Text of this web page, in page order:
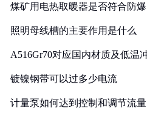
煤矿用电热取暖器是否符合防
照明母线槽的主要作用是什么
A516Gr70对应国内材质及低温
镀镍钢带可以过多少电流
计量泵如何达到控制和调节流